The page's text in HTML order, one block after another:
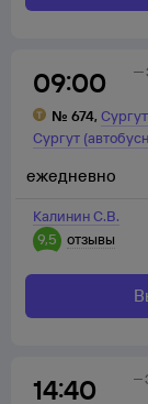
09:00
№ 674, Сургут
Сургут
Калинин С.В.
9,5
отзывы
ежедневно
14:40